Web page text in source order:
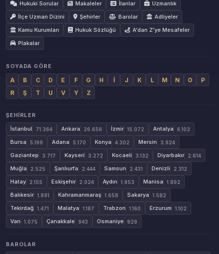
Hukuki Sorular
Makaleler İlanlar
Uzmanlık
İlçe Uzman Dizini
Şehirler Barolar
Adliyeler
Kamu Kurumları
Hukuk Sözlüğü
A'dan Z'ye Mesafeler
Plakalar
SOYADA GÖRE
A B C D E F G H İ J K L M N O
P
R
Ş T U V Y Z
ŞEHIRLER
İstanbul
71.364 Ankara 26.656 İzmir 15.072 Antalya 6.102
Bursa 5.199 Adana 5.170 Konya 4.302 Mersin 3.924
Gaziantep 3.717 Kayseri 3.272 Kocaeli 3.132 Diyarbakır 2.614
Muğla 2.525 Şanlıurfa 2.444 Samsun 2.431 Denizli 2.312
Hatay 2.155 Eskişehir 2.024 Aydın 1.953 Manisa 1.892
Balıkesir 1.891 Kahramanmaraş 1.658 Sakarya 1.582
Tekirdağ 1.471 Malatya 1.187 Trabzon 1.160 Erzurum 1.102
Van 1.075 Çanakkale 943 Osmaniye 929
BAROLAR